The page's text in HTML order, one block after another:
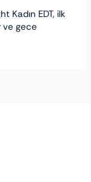
Kadın EDT, ilk
ve gece